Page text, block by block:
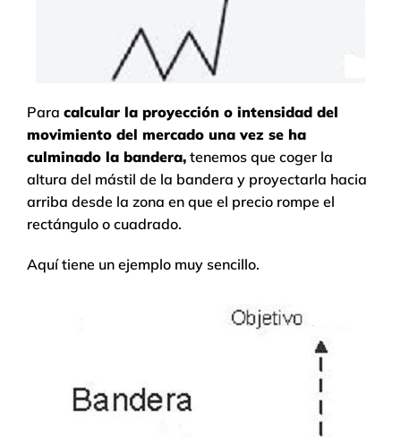
Para calcular la proyección o intensidad del
movimiento del mercado una vez se ha
culminado la bandera, tenemos que coger la
altura del mástil de la bandera y proyectarla hacia
arriba desde la zona en que el precio rompe el
rectángulo o cuadrado.
Aquí tiene un ejemplo muy sencillo.